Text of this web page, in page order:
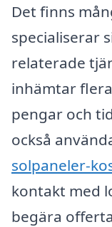
Det finns
specialiserar
relaterade
inhämtar
pengar och
också
solpaneler-
kontakt med
begära